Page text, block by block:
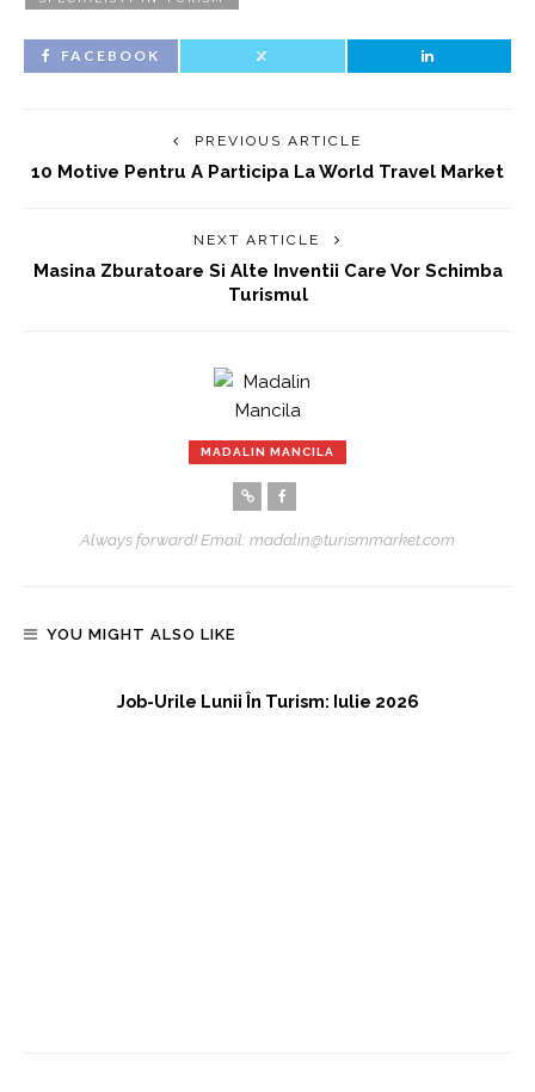
FACEBOOK
PREVIOUS ARTICLE
10 Motive Pentru A Participa La World Travel Market
NEXT ARTICLE
Masina Zburatoare Si Alte Inventii Care Vor Schimba
Turismul
MADALIN MANCILA
Always forward! Email: madalin@turismmarket.com
YOU MIGHT ALSO LIKE
Job-Urile Lunii În Turism: Iulie 2026